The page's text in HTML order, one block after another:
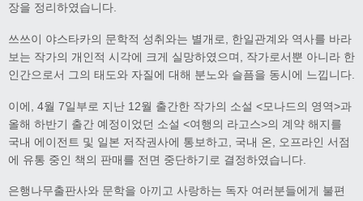
장을 정리하였습니다.
쓰쓰이 야스타카의 문학적 성취와는 별개로, 한일관계와 역사를 바라
보는 작가의 개인적 시각에 크게 실망하였으며, 작가로서뿐 아니라 한
인간으로서 그의 태도와 자질에 대해 분노와 슬픔을 동시에 느낍니다.
이에, 4월 7일부로 지난 12월 출간한 작가의 소설 <모나드의 영역>과
올해 하반기 출간 예정이었던 소설 <여행의 라고스>의 계약 해지를
국내 에이전트 및 일본 저작권사에 통보하고, 국내 온, 오프라인 서점
에 유통 중인 책의 판매를 전면 중단하기로 결정하였습니다.
은행나무출판사와 문학을 아끼고 사랑하는 독자 여러분들에게 불편